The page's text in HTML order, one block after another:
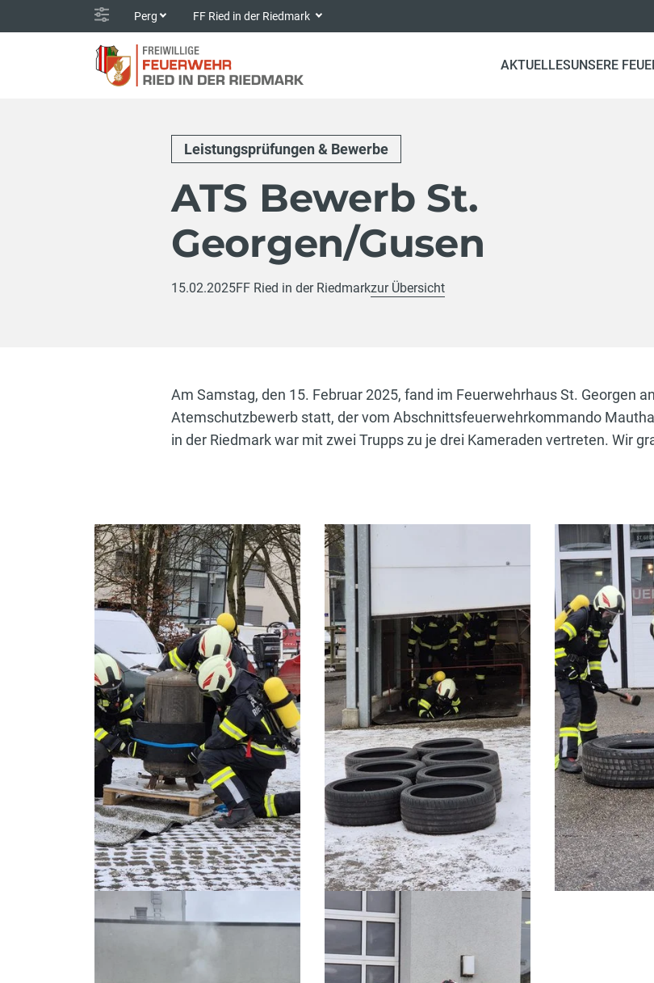
Perg FF Ried in der Riedmark
AKTUELLESUNSERE
Leistungsprüfungen & Bewerbe
ATS Bewerb St.
Georgen/Gusen
15.02.2025FF Ried in der Riedmarkzur Übersicht
Am Samstag, den 15. Februar 2025, fand im Feuerwehrhaus St. Georgen
Atemschutzbewerb statt, der vom Abschnittsfeuerwehrkommando
in der Riedmark war mit zwei Trupps zu je drei Kameraden vertreten. Wir